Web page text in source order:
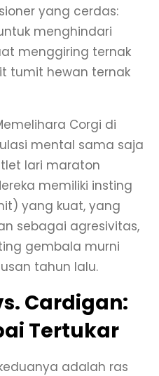
yang cerdas:
menghindari
menggiring ternak
tumit hewan ternak
Corgi di
mental sama saja
lari maraton
memiliki insting
yang kuat, yang
sebagai agresivitas,
gembala murni
tahun lalu.
Cardigan:
Tertukar
adalah ras